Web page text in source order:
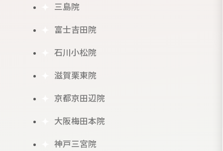
三島院
富士吉田院
石川小松院
滋賀栗東院
京都京田辺院
大阪梅田本院
神戸三宮院